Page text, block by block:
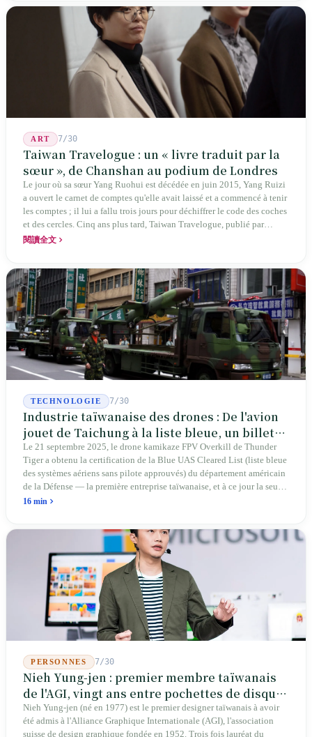
jusqu'aux manuels scolaires du collège.
ART 7/30
Taiwan Travelogue : un « livre traduit par la
sœur », de Chanshan au podium de Londres
Le jour où sa sœur Yang Ruohui est décédée en juin 2015, Yang Ruizi
a ouvert le carnet de comptes qu'elle avait laissé et a commencé à tenir
les comptes ; il lui a fallu trois jours pour déchiffrer le code des coches
et des cercles. Cinq ans plus tard, Taiwan Travelogue, publié par
Chanshan, portait la mention « par Chihako Aoyama, traduit par Yang
traduit un livre inexistant sous le nom de sa sœur.
閱讀全文
TECHNOLOGIE 7/30
Industrie taïwanaise des drones : De l'avion
jouet de Taichung à la liste bleue, un billet
d'entrée pour Thunder Tiger
Le 21 septembre 2025, le drone kamikaze FPV Overkill de Thunder
Tiger a obtenu la certification de la Blue UAS Cleared List (liste bleue
des systèmes aériens sans pilote approuvés) du département américain
de la Défense — la première entreprise taïwanaise, et à ce jour la seule.
Sur les 39 plateformes de drones finis et les 165 composants de cette
Act pour établir un passage prioritaire pour les fabricants taïwanais ; la
simple existence de ce projet de loi révèle une réalité : Taïwan avance
trop lentement, au point que les États-Unis doivent légiférer pour
abaisser les barrières. Une entreprise qui fabrique des avions
télécommandés depuis 46 ans à Taichung prévoit de construire sa
deuxième usine dans l'Ohio.
16 min
PERSONNES 7/30
Nieh Yung-jen : premier membre taïwanais
de l'AGI, vingt ans entre pochettes de disques
et systèmes d'identité nationale
Nieh Yung-jen (né en 1977) est le premier designer taïwanais à avoir
été admis à l'Alliance Graphique Internationale (AGI), l'association
suisse de design graphique fondée en 1952. Trois fois lauréat du